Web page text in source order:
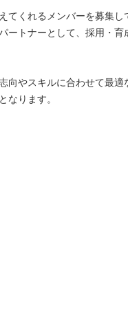
くれるメンバーを募集し
ートナーとして、採用・育
向やスキルに合わせて最適
なります。